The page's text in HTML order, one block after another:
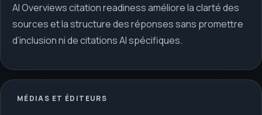
AI Overviews citation readiness améliore la clarté des
sources et la structure des réponses sans promettre
d’inclusion ni de citations AI spécifiques.
MÉDIAS ET ÉDITEURS